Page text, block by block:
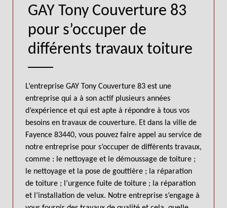
GAY Tony Couverture 83
pour s’occuper de
différents travaux toiture
L’entreprise GAY Tony Couverture 83 est une
entreprise qui a à son actif plusieurs années
d’expérience et qui est apte à répondre à tous vos
besoins en travaux de couverture. Et dans la ville de
Fayence 83440, vous pouvez faire appel au service de
notre entreprise pour s’occuper de différents travaux,
comme : le nettoyage et le démoussage de toiture ;
le nettoyage et la pose de gouttière ; la réparation
de toiture ; l’urgence fuite de toiture ; la réparation
et l’installation de velux. Notre entreprise s’engage à